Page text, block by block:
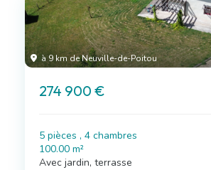
à 9 km de Neuville-de-Poitou
274 900 €
5 pièces , 4 chambres
100.00 m²
Avec jardin, terrasse